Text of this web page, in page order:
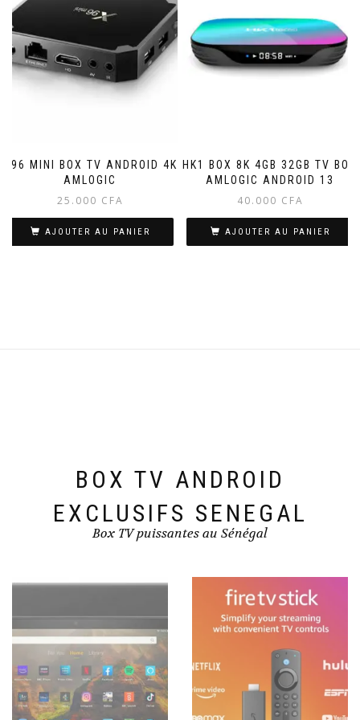
X96 MINI BOX TV ANDROID 4K
AMLOGIC
25.000 CFA
AJOUTER AU PANIER
HK1 BOX 8K 4GB 32GB TV BOX
AMLOGIC ANDROID 13
40.000 CFA
AJOUTER AU PANIER
BOX TV ANDROID
EXCLUSIFS SENEGAL
Box TV puissantes au Sénégal